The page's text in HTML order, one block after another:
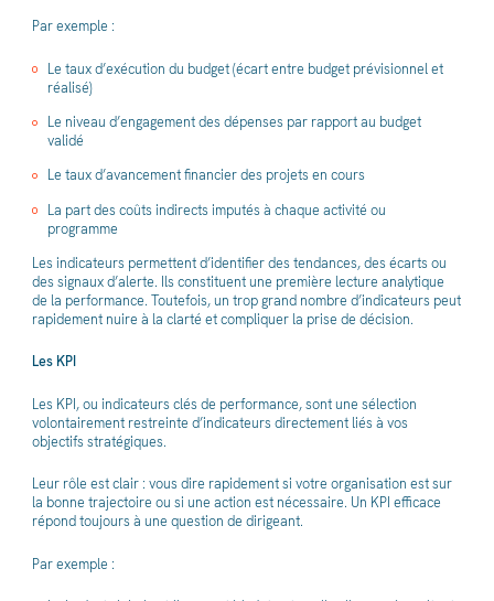
Par exemple :
Le taux d’exécution du budget (écart entre budget prévisionnel et
réalisé)
Le niveau d’engagement des dépenses par rapport au budget
validé
Le taux d’avancement financier des projets en cours
La part des coûts indirects imputés à chaque activité ou
programme
Les indicateurs permettent d’identifier des tendances, des écarts ou
des signaux d’alerte. Ils constituent une première lecture analytique
de la performance. Toutefois, un trop grand nombre d’indicateurs peut
rapidement nuire à la clarté et compliquer la prise de décision.
Les KPI
Les KPI, ou indicateurs clés de performance, sont une sélection
volontairement restreinte d’indicateurs directement liés à vos
objectifs stratégiques.
Leur rôle est clair : vous dire rapidement si votre organisation est sur
la bonne trajectoire ou si une action est nécessaire. Un KPI efficace
répond toujours à une question de dirigeant.
Par exemple :